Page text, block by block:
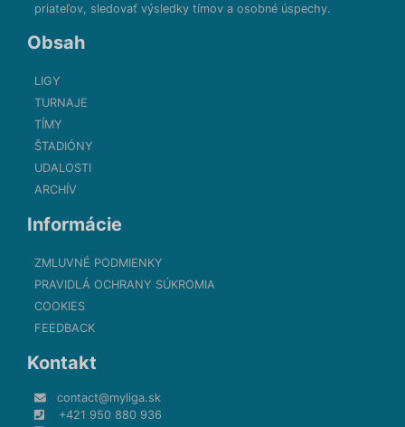
priateľov, sledovať výsledky tímov a osobné úspechy.
Obsah
LIGY
TURNAJE
TÍMY
ŠTADIÓNY
UDALOSTI
ARCHÍV
Informácie
ZMLUVNÉ PODMIENKY
PRAVIDLÁ OCHRANY SÚKROMIA
COOKIES
FEEDBACK
Kontakt
contact@myliga.sk
+421 950 880 936